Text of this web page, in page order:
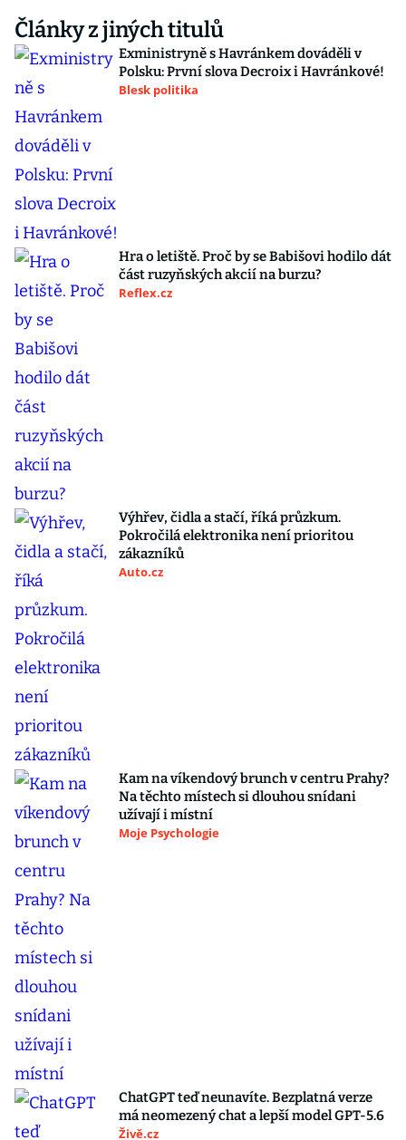
Články z jiných titulů
Exministryně s Havránkem dováděli v
Polsku: První slova Decroix i Havránkové!
Blesk politika
Hra o letiště. Proč by se Babišovi hodilo dát
část ruzyňských akcií na burzu?
Reflex.cz
Výhřev, čidla a stačí, říká průzkum.
Pokročilá elektronika není prioritou
zákazníků
Auto.cz
Kam na víkendový brunch v centru Prahy?
Na těchto místech si dlouhou snídani
užívají i místní
Moje Psychologie
ChatGPT teď neunavíte. Bezplatná verze
má neomezený chat a lepší model GPT-5.6
Živě.cz